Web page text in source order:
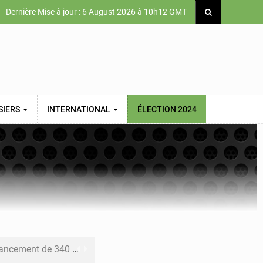
Dernière Mise à jour : 6 August 2026 à 10h12 GMT
INTERNATIONAL ÉLECTION 2024
de la Vision Sénégal 2050